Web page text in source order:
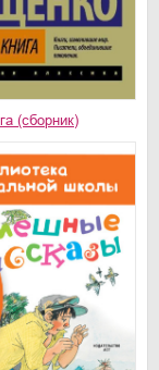
(сборник)